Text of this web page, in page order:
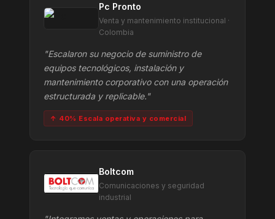
Pc Pronto
Venta y mantenimiento institucional ·
Colombia
"Escalaron su negocio de suministro de
equipos tecnológicos, instalación y
mantenimiento corporativo con una operación
estructurada y replicable."
↑ 40% Escala operativa y comercial
Boltcom
Comunicaciones y seguridad
industrial